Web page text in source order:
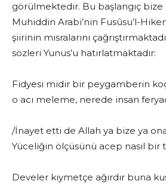
görülmektedir. Bu başlangıç bize
Muhiddin Arabi’nin Fusûsu’l-
şiirinin mısralarını
sözleri Yunus’u hatırlatmaktadır:
Fidyesi midir bir peygamberin
o acı meleme, nerede insan
/İnayet etti de Allah ya bize ya
Yüceliğin ölçüsünü acep nasıl bir
Develer kıymetçe ağırdır buna